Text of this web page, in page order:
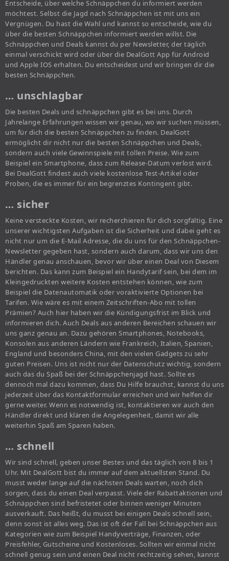
Entscheide, über welche Schnäppchen du informiert werden
möchtest. Selbst die Jagd nach Schnäppchen ist mit uns ein
Vergnügen. Du hast die Wahl und kannst so entscheide, wie du
über die besten Schnäppchen informiert werden willst. Die
Schnäppchen und Deals kannst du per Newsletter, der täglich
einmal verschickt wird oder über die DealGott App für Android
und Apple IOS erhalten. Du entscheidest und wir bringen dir die
besten Schnäppchen.
… unschlagbar
Die besten Deals und schnäppchen gibt es bei uns. Durch
Jahrelange Erfahrungen wissen wir genau, wo wir suchen müssen,
um für dich die besten Schnäppchen zu finden. DealGott
ermöglicht dir nicht nur die besten Schnäppchen und Deals,
sondern auch viele Gewinnspiele mit tollen Preise. Wie zum
Beispiel ein Smartphone, dass zum Release-Datum verlost wird.
Bei DealGott findest auch viele kostenlose Test-Artikel oder
Proben, die es immer für ein begrenztes Kontingent gibt.
… sicher
Keine versteckte Kosten, wir recherchieren für dich sorgfältig. Eine
unserer wichtigsten Aufgaben ist die Sicherheit und dabei geht es
nicht nur um die E-Mail Adresse, die du uns für den Schnäppchen-
Newsletter gegeben hast, sondern auch darum, dass wir uns den
Händler genau anschauen, bevor wir über einen Deal von Diesem
berichten. Das kann zum Beispiel ein Handytarif sein, bei dem im
Kleingedruckten weitere Kosten entstehen können, wie zum
Beispiel die Datenautomatik oder voraktivierte Optionen bei
Tarifen. Wie wäre es mit einem Zeitschriften-Abo mit tollen
Prämien? Auch hier haben wir die Kündigungsfrist im Blick und
informieren dich. Auch Deals aus anderen Bereichen schauen wir
uns ganz genau an. Dazu gehören Smartphones, Notebooks,
Konsolen aus anderen Ländern wie Frankreich, Italien, Spanien,
England und besonders China, mit den vielen Gadgets zu sehr
guten Preisen. Uns ist nicht nur der Datenschutz wichtig, sondern
auch das du Spaß bei der Schnäppchenjagd hast. Sollte es
dennoch mal dazu kommen, dass Du Hilfe brauchst, kannst du uns
jederzeit über das Kontaktformular erreichen und wir helfen dir
gerne weiter. Wenn es notwendig ist, kontaktieren wir auch den
Händler direkt und klären die Angelegenheit, damit wir alle
weiterhin Spaß am Sparen haben.
… schnell
Wir sind schnell, geben unser Bestes und das täglich von 8 bis 1
Uhr. Mit DealGott bist du immer auf dem aktuellsten Stand. Du
musst weder lange auf die nächsten Deals warten, noch dich
sorgen, dass du einen Deal verpasst. Viele der Rabattaktionen und
Schnäppchen sind befristetet oder binnen weniger Minuten
ausverkauft. Das heißt, du musst bei einigen Deals schnell sein,
denn sonst ist alles weg. Das ist oft der Fall bei Schnäppchen aus
Kategorien wie zum Beispiel Handyverträge, Finanzen, oder
Preisfehler, Gutscheine und Kostenloses. Sollten wir einmal nicht
schnell genug sein und einen Deal nicht rechtzeitig sehen, kannst